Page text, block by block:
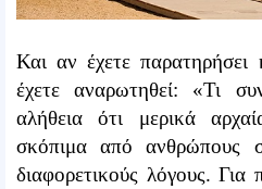
Και αν έχετε παρατηρήσει
έχετε αναρωτηθεί: «Τι
αλήθεια ότι μερικά
σκόπιμα από ανθρώπους
διαφορετικούς λόγους.